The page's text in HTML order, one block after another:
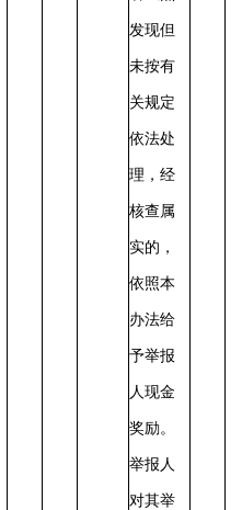
发现但
未按有
关规定
依法处
理，经
核查属
实的，
依照本
办法给
予举报
人现金
奖励。
举报人
对其举